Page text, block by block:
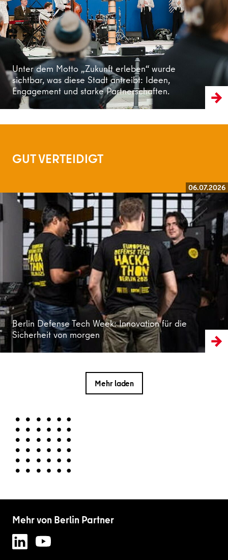
Unter dem Motto „Zukunft erleben“ wurde
sichtbar, was diese Stadt antreibt: Ideen,
Engagement und starke Partnerschaften.
GUT VERTEIDIGT
06.07.2026
Berlin Defense Tech Week: Innovation für die
Sicherheit von morgen
Weiterlesen
Mehr laden
Mehr von Berlin Partner